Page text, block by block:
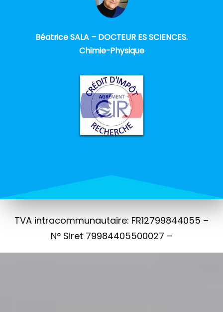
Béatrice SALA – DOCTEUR ES SCIENCES.
Chimie-Physique
TVA intracommunautaire: FR12799844055 –
N° Siret 79984405500027 –